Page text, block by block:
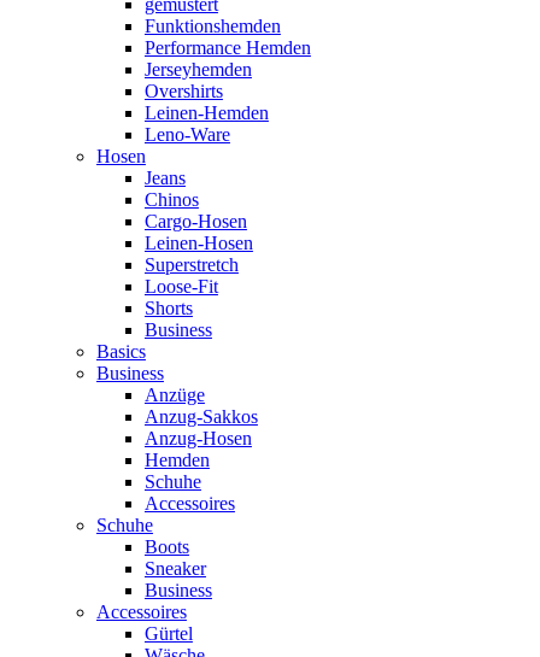
gemustert
Funktionshemden
Performance Hemden
Jerseyhemden
Overshirts
Leinen-Hemden
Leno-Ware
Hosen
Jeans
Chinos
Cargo-Hosen
Leinen-Hosen
Superstretch
Loose-Fit
Shorts
Business
Basics
Business
Anzüge
Anzug-Sakkos
Anzug-Hosen
Hemden
Schuhe
Accessoires
Schuhe
Boots
Sneaker
Business
Accessoires
Gürtel